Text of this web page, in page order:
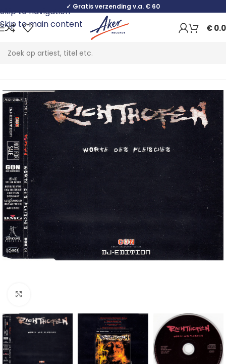
Skip to navigation
Skip to main content
✓ Gratis verzending v.a. € 60
€
Home Rock